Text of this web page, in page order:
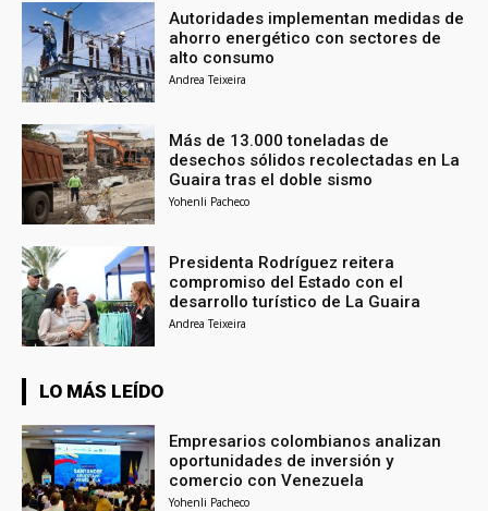
Autoridades implementan medidas de
ahorro energético con sectores de
alto consumo
Andrea Teixeira
Más de 13.000 toneladas de
desechos sólidos recolectadas en La
Guaira tras el doble sismo
Yohenli Pacheco
Presidenta Rodríguez reitera
compromiso del Estado con el
desarrollo turístico de La Guaira
Andrea Teixeira
LO MÁS LEÍDO
Empresarios colombianos analizan
oportunidades de inversión y
comercio con Venezuela
Yohenli Pacheco